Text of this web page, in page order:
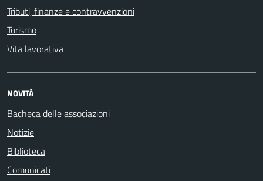
Tributi, finanze e contravvenzioni
Turismo
Vita lavorativa
NOVITÀ
Bacheca delle associazioni
Notizie
Biblioteca
Comunicati